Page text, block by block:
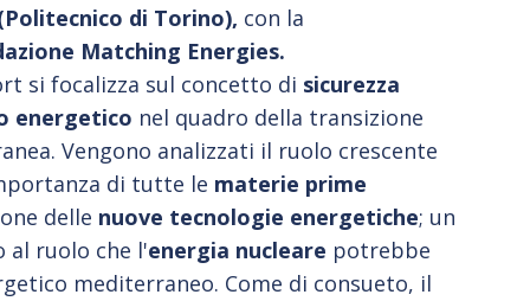
di Torino), con la
Matching Energies.
si focalizza sul concetto di sicurezza
energetico nel quadro della transizione
Vengono analizzati il ruolo crescente
di tutte le materie prime
delle nuove tecnologie energetiche; un
al ruolo che l'energia nucleare potrebbe
mediterraneo. Come di consueto, il